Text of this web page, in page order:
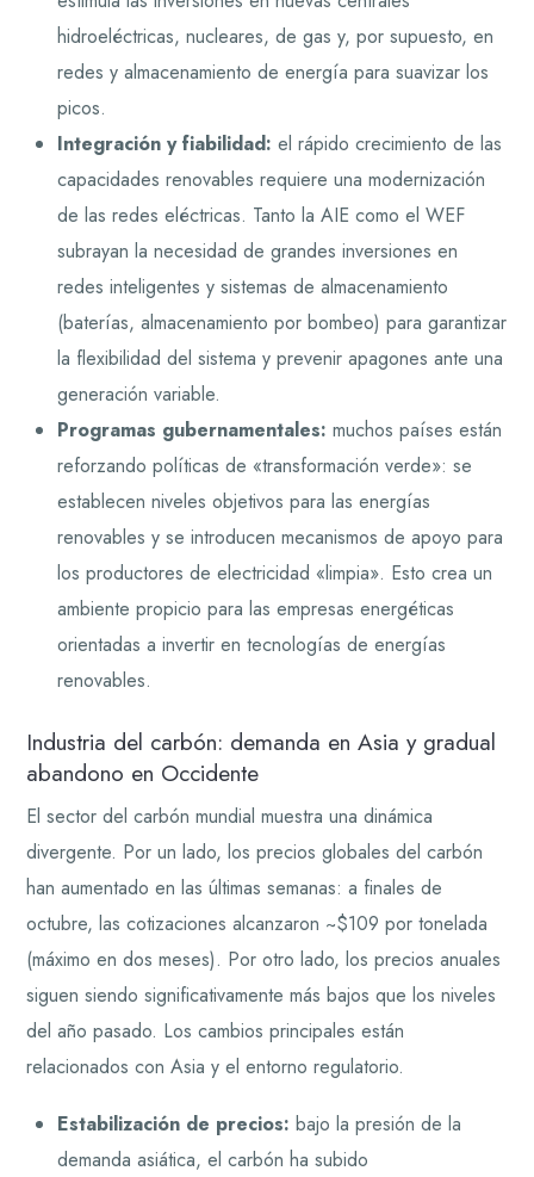
hidroeléctricas, nucleares, de gas y, por supuesto, en
redes y almacenamiento de energía para suavizar los
picos.
Integración y fiabilidad: el rápido crecimiento de las
capacidades renovables requiere una modernización
de las redes eléctricas. Tanto la AIE como el WEF
subrayan la necesidad de grandes inversiones en
redes inteligentes y sistemas de almacenamiento
(baterías, almacenamiento por bombeo) para garantizar
la flexibilidad del sistema y prevenir apagones ante una
generación variable.
Programas gubernamentales: muchos países están
reforzando políticas de «transformación verde»: se
establecen niveles objetivos para las energías
renovables y se introducen mecanismos de apoyo para
los productores de electricidad «limpia». Esto crea un
ambiente propicio para las empresas energéticas
orientadas a invertir en tecnologías de energías
renovables.
Industria del carbón: demanda en Asia y gradual
abandono en Occidente
El sector del carbón mundial muestra una dinámica
divergente. Por un lado, los precios globales del carbón
han aumentado en las últimas semanas: a finales de
octubre, las cotizaciones alcanzaron ~$109 por tonelada
(máximo en dos meses). Por otro lado, los precios anuales
siguen siendo significativamente más bajos que los niveles
del año pasado. Los cambios principales están
relacionados con Asia y el entorno regulatorio.
Estabilización de precios: bajo la presión de la
demanda asiática, el carbón ha subido